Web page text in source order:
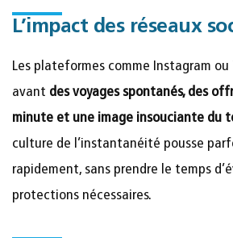
L’impact des réseaux
Les plateformes comme Instagram
avant des voyages spontanés, des
minute et une image insouciante du
culture de l’instantanéité pousse
rapidement, sans prendre le temps
protections nécessaires.